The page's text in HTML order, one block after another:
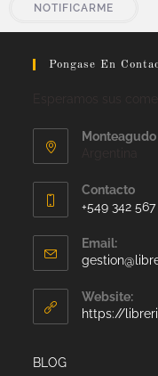
NOTIFICARME
Pongase En
Monteagudo
Contacto
+549 342
Email:
Website:
https://
BLOG